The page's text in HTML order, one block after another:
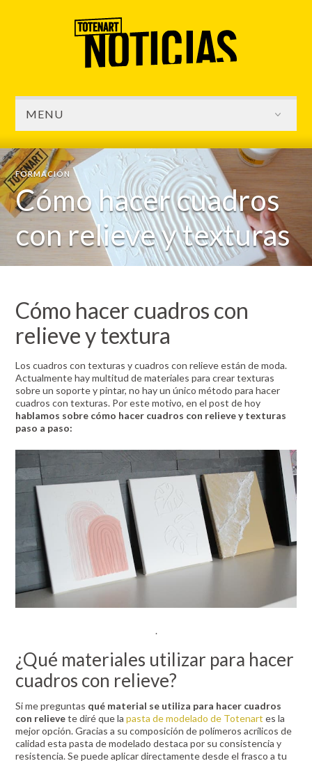
MENU
FORMACIÓN
Cómo hacer cuadros
con relieve y texturas
Cómo hacer cuadros con
relieve y textura
Los cuadros con texturas y cuadros con relieve están de moda.
Actualmente hay multitud de materiales para crear texturas
sobre un soporte y pintar, no hay un único método para hacer
cuadros con texturas. Por este motivo, en el post de hoy
hablamos sobre cómo hacer cuadros con relieve y texturas
paso a paso:
.
¿Qué materiales utilizar para hacer
cuadros con relieve?
Si me preguntas qué material se utiliza para hacer cuadros
con relievete diré que lapasta de modelado de Totenart es la
mejor opción. Gracias a su composición de polímeros acrílicos de
calidad esta pasta de modelado destaca por su consistencia y
resistencia. Se puede aplicar directamente desde el frasco a tu